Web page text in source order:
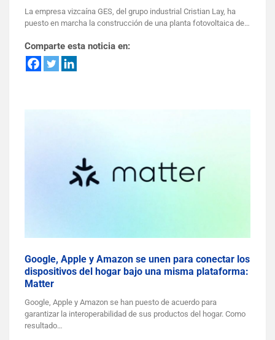
La empresa vizcaína GES, del grupo industrial Cristian Lay, ha
puesto en marcha la construcción de una planta fotovoltaica de…
Comparte esta noticia en:
Google, Apple y Amazon se unen para conectar los
dispositivos del hogar bajo una misma plataforma:
Matter
Google, Apple y Amazon se han puesto de acuerdo para
garantizar la interoperabilidad de sus productos del hogar. Como
resultado…